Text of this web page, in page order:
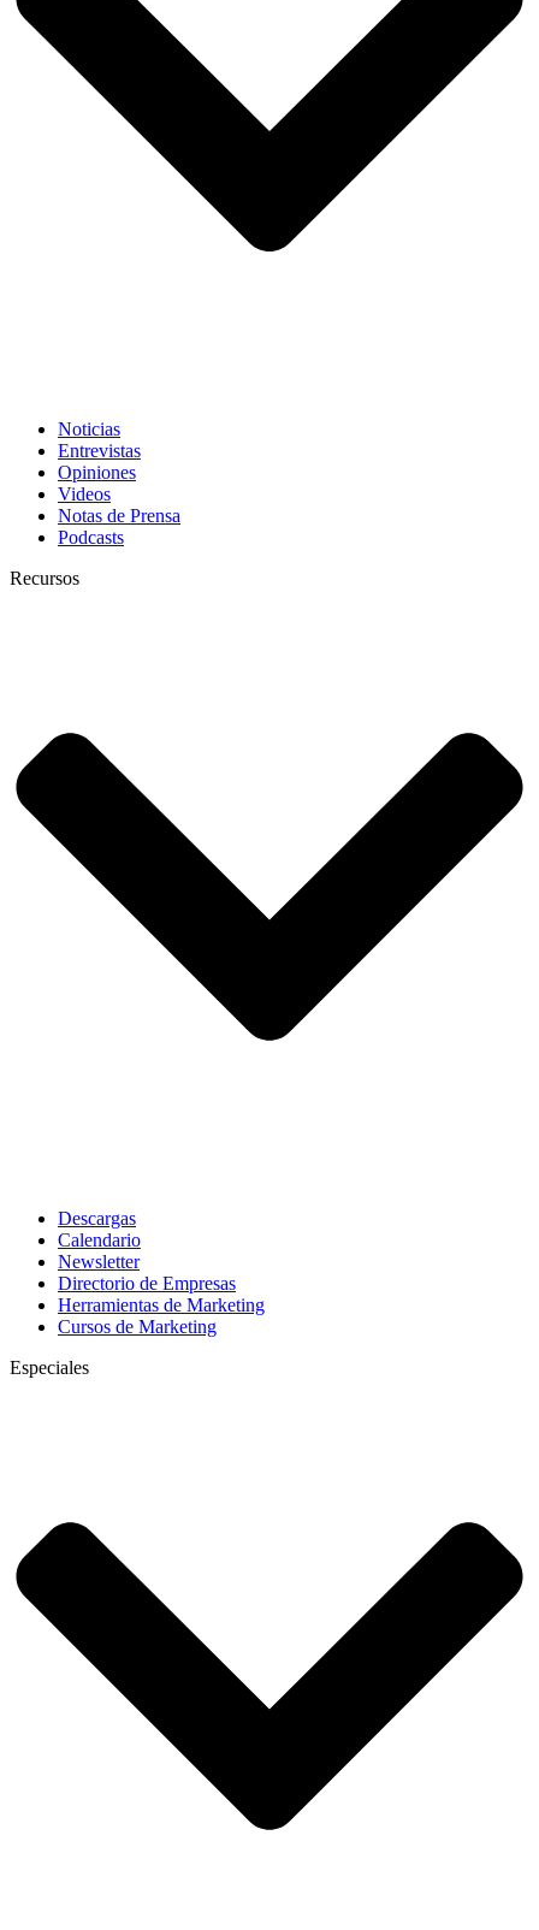
Noticias
Entrevistas
Opiniones
Videos
Notas de Prensa
Podcasts
Recursos
Descargas
Calendario
Newsletter
Directorio de Empresas
Herramientas de Marketing
Cursos de Marketing
Especiales